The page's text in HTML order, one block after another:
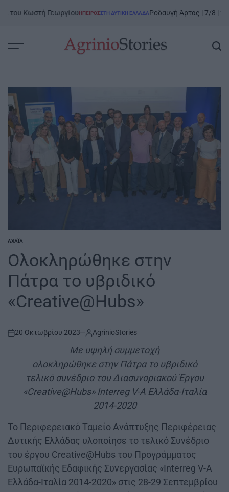
Κωστή ΓεωργίουPOSTED
ΉΠΕΙΡΟΣΣΤΗ ΔΥΤΙΚΉ ΕΛΛΆΔΑΡοδαυγή Άρτας | 7/8 | 2η
POSTED
ΑΧΑΪ́Α
Ολοκληρώθηκε στην
Πάτρα το υβριδικό
«Creative@Hubs»
on
20 Οκτωβρίου 2023 AgrinioStories
Με υψηλή συμμετοχή
ολοκληρώθηκε στην Πάτρα το υβριδικό
τελικό συνέδριο του Διασυνοριακού Έργου
«Creative@Hubs» Interreg V-A Ελλάδα-Ιταλία
2014-2020
Το Περιφερειακό Ταμείο Ανάπτυξης Περιφέρειας
Δυτικής Ελλάδας υλοποίησε το τελικό Συνέδριο
του έργου Creative@Hubs του Προγράμματος
Ευρωπαϊκής Εδαφικής Συνεργασίας «Interreg V-A
Ελλάδα-Ιταλία 2014-2020» στις 28-29 Σεπτεμβρίου